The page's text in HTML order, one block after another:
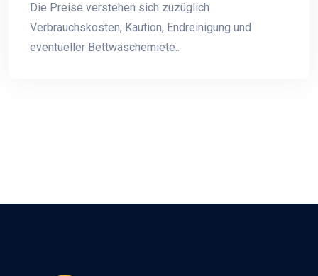
Die Preise verstehen sich zuzüglich
Verbrauchskosten, Kaution, Endreinigung und
eventueller Bettwäschemiete..